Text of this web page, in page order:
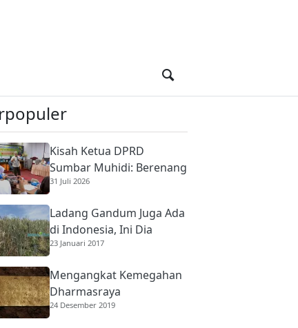
Kisah Ketua DPRD
Sumbar Muhidi: Berenang
di Sungai Berbuaya Demi
Orang Tua
31 Juli 2026
Ladang Gandum Juga Ada
di Indonesia, Ini Dia
23 Januari 2017
Mengangkat Kemegahan
Dharmasraya
24 Desember 2019